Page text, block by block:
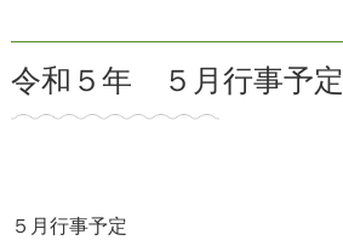
令和５年 ５月行事予定
５月行事予定